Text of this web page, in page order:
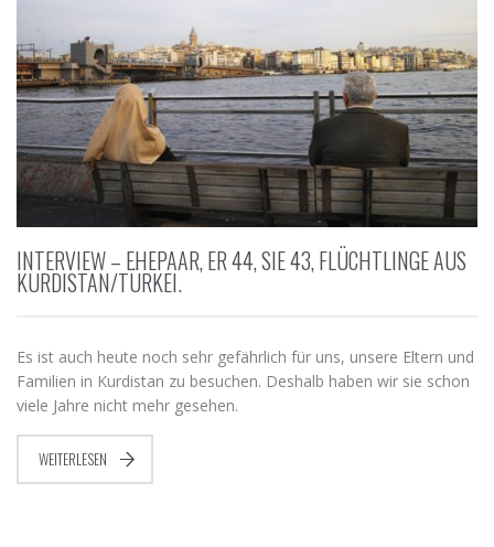
INTERVIEW – EHEPAAR, ER 44, SIE 43, FLÜCHTLINGE AUS
KURDISTAN/TÜRKEI.
Es ist auch heute noch sehr gefährlich für uns, unsere Eltern und
Familien in Kurdistan zu besuchen. Deshalb haben wir sie schon
viele Jahre nicht mehr gesehen.
WEITERLESEN